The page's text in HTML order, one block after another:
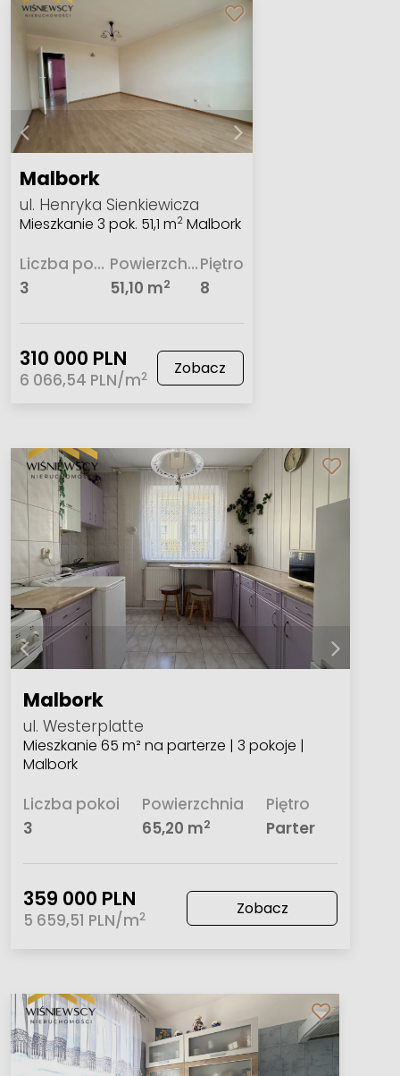
Malbork
ul. Henryka Sienkiewicza
Mieszkanie 3 pok. 51,1 m2 Malbork
Liczba pokoi
3
Powierzchnia
51,10 m2
Piętro
8
310 000 PLN
6 066,54 PLN/m2 Zobacz
Malbork
ul. Westerplatte
Mieszkanie 65 m² na parterze | 3 pokoje |
Malbork
Liczba pokoi
3
Powierzchnia
65,20 m2
Piętro
Parter
359 000 PLN
5 659,51 PLN/m2 Zobacz